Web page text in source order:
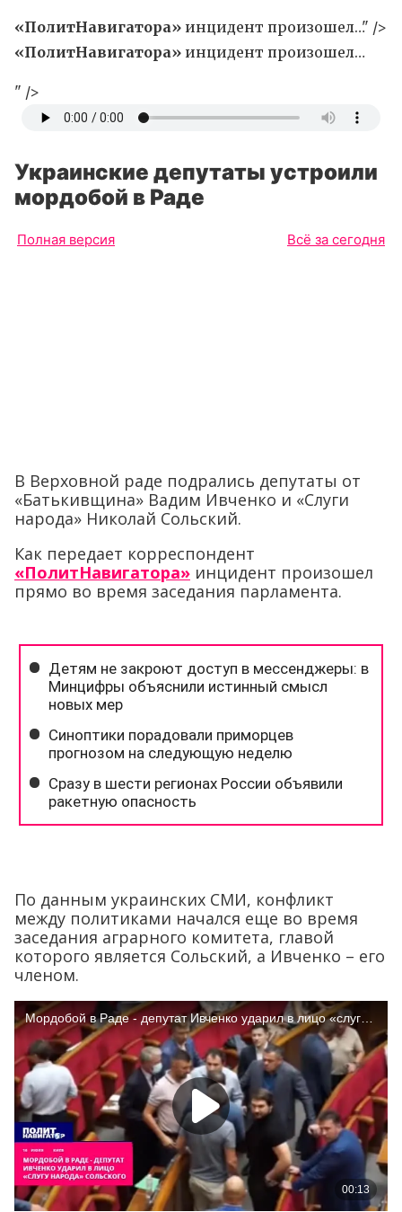
«ПолитНавигатора» инцидент произошел…" />
«ПолитНавигатора» инцидент произошел…
" />
Украинские депутаты устроили
мордобой в Раде
Полная версия Всё за сегодня
В Верховной раде подрались депутаты от
«Батькивщина» Вадим Ивченко и «Слуги
народа» Николай Сольский.
Как передает корреспондент
«ПолитНавигатора» инцидент произошел
прямо во время заседания парламента.
По данным украинских СМИ, конфликт
между политиками начался еще во время
заседания аграрного комитета, главой
которого является Сольский, а Ивченко – его
членом.